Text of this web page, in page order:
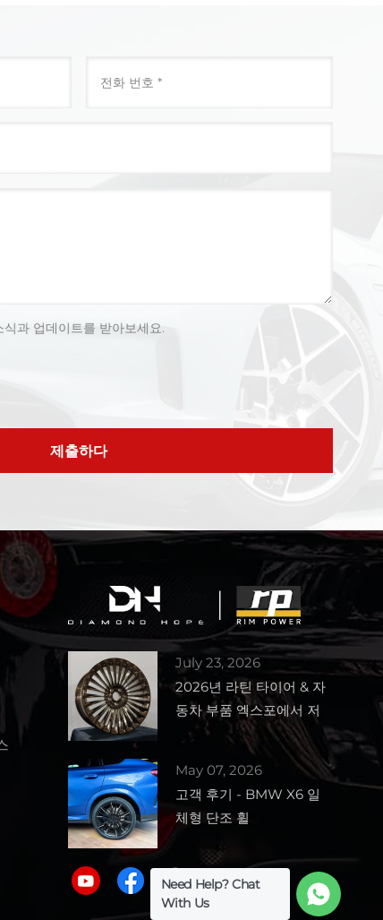
과 업데이트를 받아보세요.
제출하다
July 23, 2026
2026년 라틴 타이어 & 자
동차 부품 엑스포에서 저
희 부스 1727을 만나보세
May 07, 2026
고객 후기 - BMW X6 일
체형 단조 휠
Need Help? Chat
With Us